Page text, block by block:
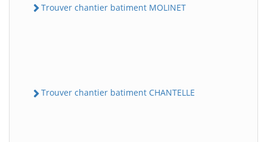
Trouver chantier batiment MOLINET
Trouver chantier batiment CHANTELLE